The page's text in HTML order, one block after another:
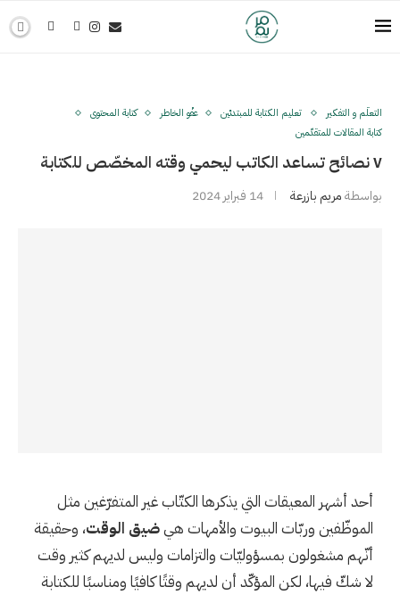
التعلُّم و التفكير تعليم الكتابة للمبتدئين عفْو الخاطر
كتابة المحتوى
كتابة المقالات للمتقدّمين
٧ نصائح تساعد الكاتب ليحمي وقته المخصّص للكتابة
بواسطةمريم بازرعة 14 فبراير 2024
أحد أشهر المعيقات التي يذكرها الكتّاب غير المتفرّغين مثل
الموظّفين وربّات البيوت والأمهات هيضيق الوقت، وحقيقة
أنّهم مشغولون بمسؤوليّات والتزامات وليس لديهم كثير وقت
لا شكّ فيها، لكن المؤكّد أن لديهم وقتًا كافيًا ومناسبًا للكتابة